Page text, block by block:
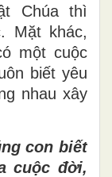
Chúa thì
Mặt khác,
một cuộc
biết yêu
nhau xây
con biết
cuộc đời,